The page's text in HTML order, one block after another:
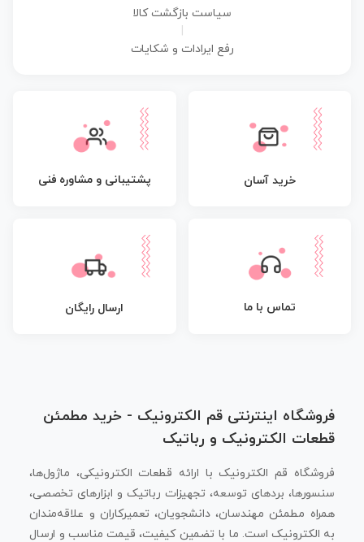
سیاست بازگشت کالا
رفع ایرادات و شکایات
خرید آسان پشتیبانی و مشاوره فنی
تماس با ما ارسال رایگان
فروشگاه اینترنتی قم الکترونیک - خرید مطمئن
قطعات الکترونیک و رباتیک
فروشگاه قم الکترونیک با ارائه قطعات الکترونیکی، ماژول‌ها،
سنسورها، بردهای توسعه، تجهیزات رباتیک و ابزارهای تخصصی،
همراه مطمئن مهندسان، دانشجویان، تعمیرکاران و علاقه‌مندان
به الکترونیک است. ما با تضمین کیفیت، قیمت مناسب و ارسال